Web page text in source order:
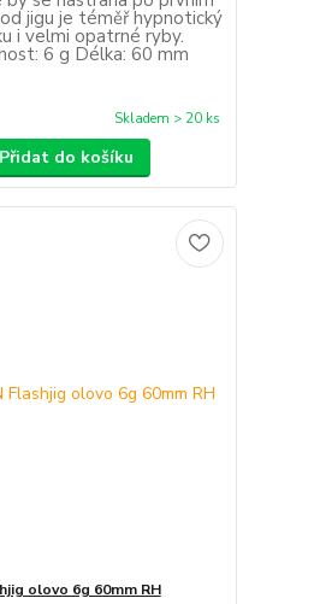
jigu je téměř hypnotický
i velmi opatrné ryby.
6 g Délka: 60 mm
Skladem > 20 ks
Přidat do košíku
olovo 6g 60mm RH